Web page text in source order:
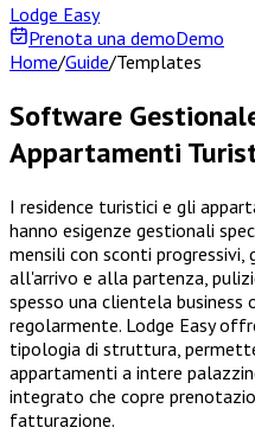
Lodge Easy
Prenota una demoDemo
Home/Guide/Templates
Software
Appartamenti
I residence turistici e gli
hanno esigenze gestionali
mensili con sconti
all'arrivo e alla partenza,
spesso una clientela
regolarmente. Lodge Easy
tipologia di struttura,
appartamenti a intere
integrato che copre
fatturazione.